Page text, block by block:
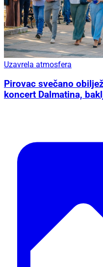
Uzavrela atmosfera
Pirovac svečano
koncert Dalmatina,